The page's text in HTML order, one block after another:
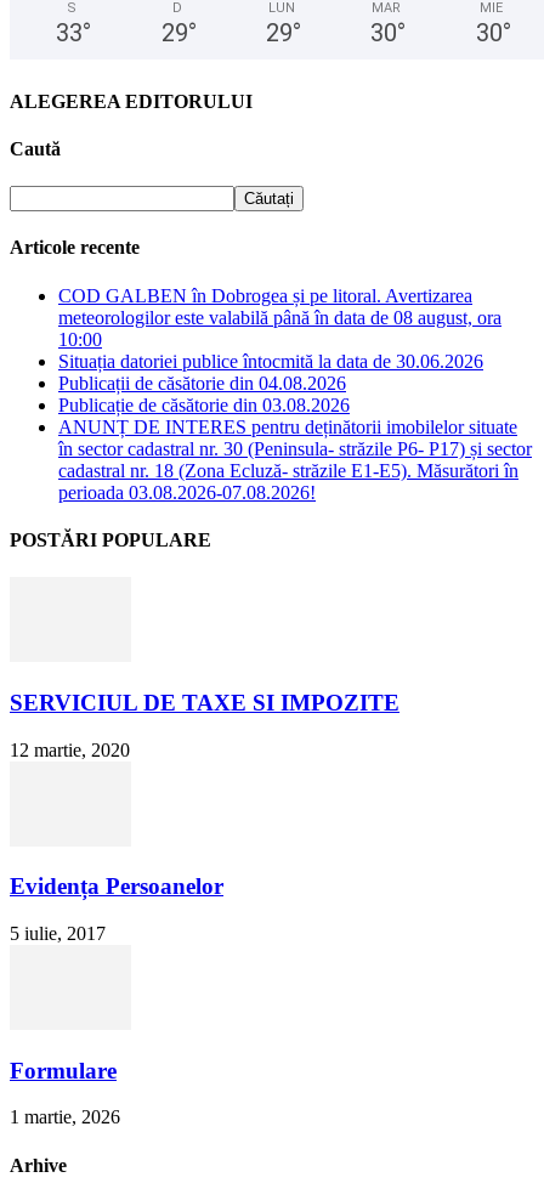
S
33°
D
29°
LUN
29°
MAR
30°
MIE
30°
ALEGEREA EDITORULUI
Caută
Articole recente
COD GALBEN în Dobrogea și pe litoral. Avertizarea
meteorologilor este valabilă până în data de 08 august, ora
10:00
Situația datoriei publice întocmită la data de 30.06.2026
Publicații de căsătorie din 04.08.2026
Publicație de căsătorie din 03.08.2026
ANUNȚ DE INTERES pentru deținătorii imobilelor situate
în sector cadastral nr. 30 (Peninsula- străzile P6- P17) și sector
cadastral nr. 18 (Zona Ecluză- străzile E1-E5). Măsurători în
perioada 03.08.2026-07.08.2026!
POSTĂRI POPULARE
SERVICIUL DE TAXE SI IMPOZITE
12 martie, 2020
Evidența Persoanelor
5 iulie, 2017
Formulare
1 martie, 2026
Arhive